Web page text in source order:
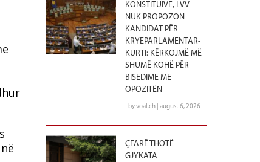
KONSTITUIVE, LVV
NUK PROPOZON
KANDIDAT PËR
KRYEPARLAMENTAR-
KURTI: KËRKOJMË MË
SHUMË KOHË PËR
BISEDIME ME
OPOZITËN
by voal.ch | august 6, 2026
ÇFARË THOTË
GJYKATA